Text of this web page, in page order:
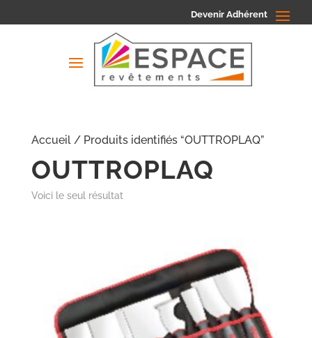
Devenir Adhérent
Accueil/ Produits identifiés “OUTTROPLAQ”
OUTTROPLAQ
Voici le seul résultat